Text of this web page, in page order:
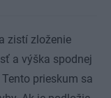
zistí zloženie
a výška spodnej
prieskum sa